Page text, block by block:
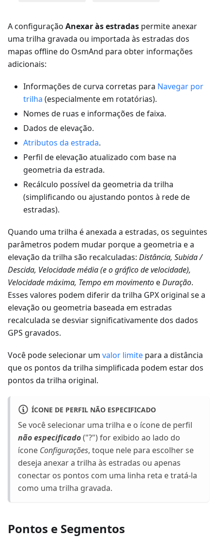
A configuração Anexar às estradas permite anexar
uma trilha gravada ou importada às estradas dos
mapas offline do OsmAnd para obter informações
adicionais:
Informações de curva corretas para Navegar por
trilha (especialmente em rotatórias).
Nomes de ruas e informações de faixa.
Dados de elevação.
Atributos da estrada.
Perfil de elevação atualizado com base na
geometria da estrada.
Recálculo possível da geometria da trilha
(simplificando ou ajustando pontos à rede de
estradas).
Quando uma trilha é anexada a estradas, os seguintes
parâmetros podem mudar porque a geometria e a
elevação da trilha são recalculadas: Distância, Subida /
Descida, Velocidade média (e o gráfico de velocidade),
Velocidade máxima, Tempo em movimentoeDuração.
Esses valores podem diferir da trilha GPX original se a
elevação ou geometria baseada em estradas
recalculada se desviar significativamente dos dados
GPS gravados.
Você pode selecionar um valor limite para a distância
que os pontos da trilha simplificada podem estar dos
pontos da trilha original.
ÍCONE DE PERFIL NÃO ESPECIFICADO
Se você selecionar uma trilha e o ícone de perfil
não especificado("?") for exibido ao lado do
ícone Configurações, toque nele para escolher se
deseja anexar a trilha às estradas ou apenas
conectar os pontos com uma linha reta e tratá-la
como uma trilha gravada.
Pontos e Segmentos